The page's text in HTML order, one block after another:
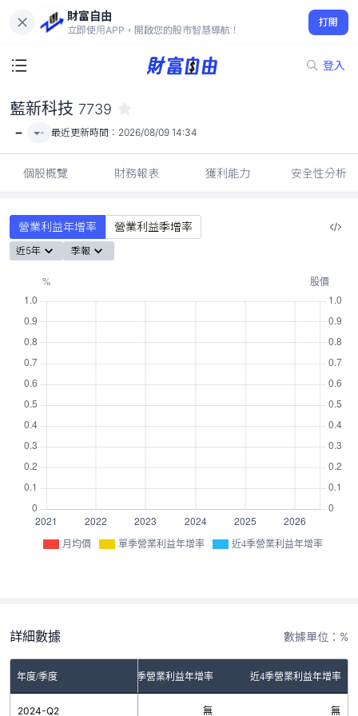
財富自由
立即使用APP，開啟您的股市智慧導航！
打開
登入
-
藍新科技 7739
- - 最近更新時間： 2026/08/09 14:34
個股概覽 財務報表 獲利能力 安全性分析
營業利益年增率 營業利益季增率
近5年 季報
月均價 單季營業利益年增率 近4季營業利益年增率
詳細數據 數據單位：%
年度/季度 單季營業利益年增率 近4季營業利益年增率
2024-Q2 無 無